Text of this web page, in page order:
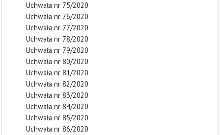
Uchwała nr 75/2020
Uchwała nr 76/2020
Uchwała nr 77/2020
Uchwała nr 78/2020
Uchwała nr 79/2020
Uchwała nr 80/2020
Uchwała nr 81/2020
Uchwała nr 82/2020
Uchwała nr 83/2020
Uchwała nr 84/2020
Uchwała nr 85/2020
Uchwała nr 86/2020